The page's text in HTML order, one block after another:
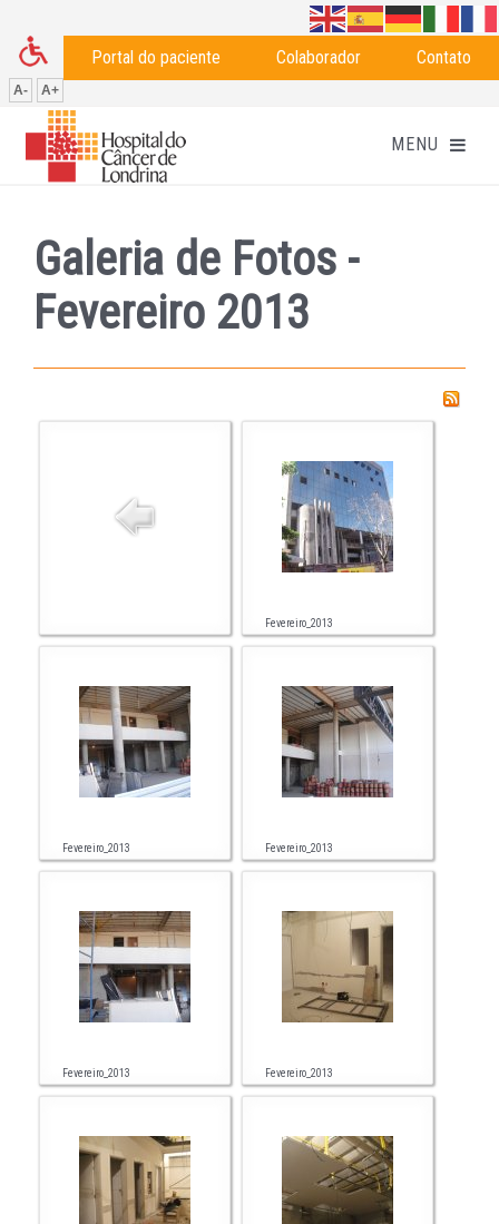
Portal do paciente Colaborador Contato
A- A+
Galeria de Fotos -
Fevereiro 2013
Fevereiro_2013
Fevereiro_2013 Fevereiro_2013
Fevereiro_2013 Fevereiro_2013